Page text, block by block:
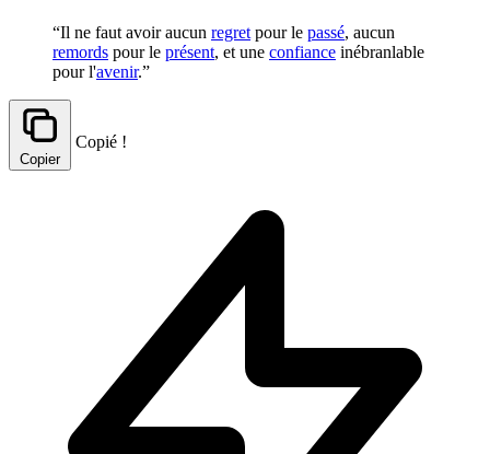
“Il ne faut avoir aucun regret pour le passé, aucun
remords pour le présent, et une confiance inébranlable
pour l'avenir.”
Copier
Copié !